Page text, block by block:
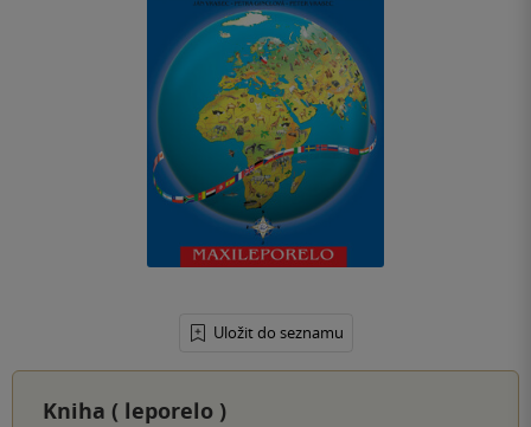
Uložit do seznamu
Kniha ( leporelo )